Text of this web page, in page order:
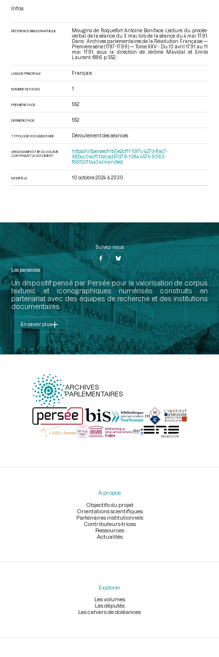
Infos
RÉFÉRENCE BIBLIOGRAPHIQUE
Mougins de Roquefort Antoine Boniface. Lecture du procès-
verbal de la séance du 3 mai, lors de la séance du 4 mai 1791.
Dans : Archives parlementaires de la Révolution Française —
Première série (1787-1799) — Tome XXV - Du 13 avril 1791 au 11
mai 1791
, sous la direction de Jérôme Mavidal et Emile
Laurent. 1886. p. 552.
LANGUE PRINCIPALE Français
NOMBRE DE PAGES 1
PREMIÈRE PAGE 552
DERNIÈRE PAGE 552
TYPOLOGIE DOCUMENTAIRE Déroulement des séances
URI DU MANIFEST IIIF DU VOLUME
CONTENANT LE DOCUMENT
https://iiif.persee.fr/b0e2cf11-597c-427d-8ac7-
68bcc0acf13b/cad57d79-1084-4575-9363-
f56f02114a3a/manifest
MODIFIÉ LE 10 octobre 2024 à 23:30
Suivez-nous
Les perséides
Un dispositif pensé par Persée pour la valorisation de corpus
textuels et iconographiques numérisés construits en
partenariat avec des équipes de recherche et des institutions
documentaires.
En savoir plus
ARCHIVES
PARLEMENTAIRES
Menu
À propos
Objectifs du projet
Orientations scientifiques
Partenaires institutionnels
Contributeurs-trices
Ressources
Actualités
Explorer
Les volumes
Les députés
Les cahiers de doléances